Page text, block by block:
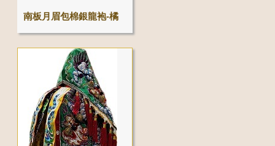
南板月眉包棉銀龍袍-橘